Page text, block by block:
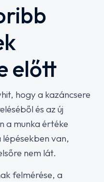
előtt
hogy a kazáncsere
és az új
a munka értéke
van,
nem lát.
felmérése, a